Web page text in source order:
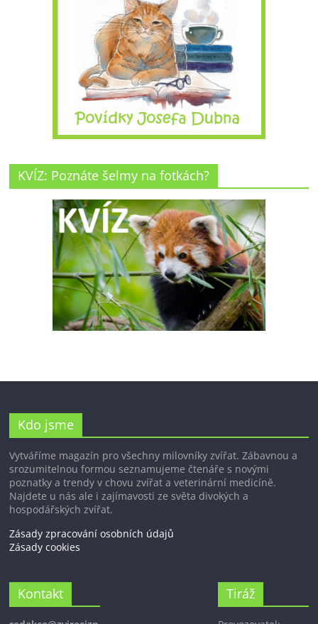
KVÍZ: Poznáte šelmy na fotkách?
Kdo jsme
Vytváříme magazín pro všechny milovníky zvířat. Zábavnou a
srozumitelnou formou seznamujeme čtenáře s novými
poznatky a trendy v chovu zvířat a veterinární medicíně.
Najdete u nás ale i zajímavosti ze světa divokých a
hospodářských zvířat.
Zásady zpracování osobních údajů
Zásady cookies
Kontakt Tiráž